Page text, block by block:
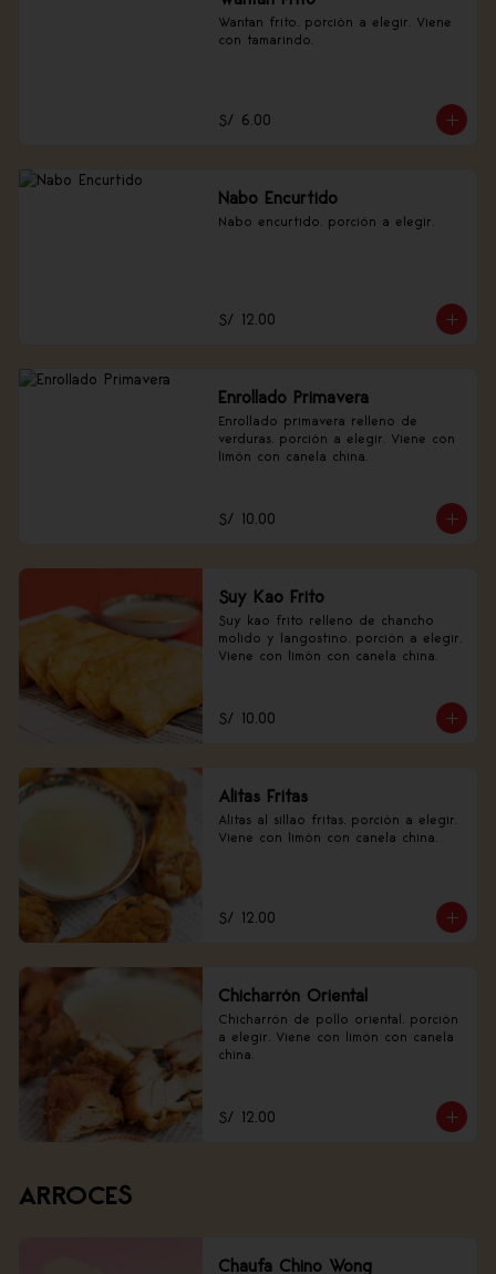
Wantan frito, porción a elegir. Viene
con tamarindo.
S/ 6.00
Nabo Encurtido
Nabo encurtido, porción a elegir.
S/ 12.00
Enrollado Primavera
Enrollado primavera relleno de
verduras, porción a elegir. Viene con
limón con canela china.
S/ 10.00
Suy Kao Frito
Suy kao frito relleno de chancho
molido y langostino, porción a elegir.
Viene con limón con canela china.
S/ 10.00
Alitas Fritas
Alitas al sillao fritas, porción a elegir.
Viene con limón con canela china.
S/ 12.00
Chicharrón Oriental
Chicharrón de pollo oriental, porción
a elegir. Viene con limón con canela
china.
S/ 12.00
ARROCES
Chaufa Chino Wong